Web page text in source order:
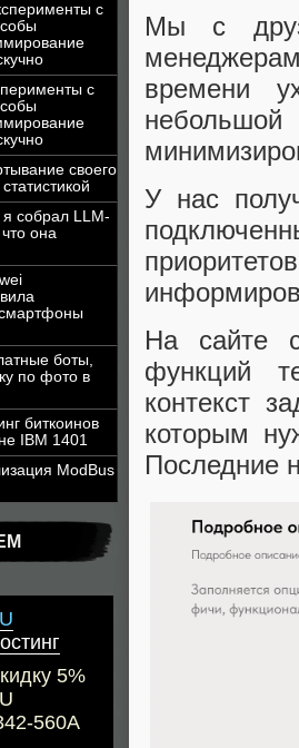
с
с
своего
я собрал LLM-
она
боты,
по фото в
биткоинов
IBM 1401
ModBus
5%
560A
Мы с
времени
У нас
На сайте
функций
контекст
которым
Последние